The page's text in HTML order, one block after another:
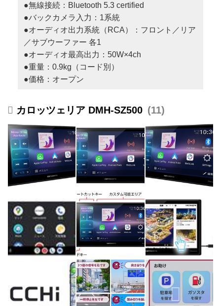
●無線接続：Bluetooth 5.3 certified
●バックカメラ入力：1系統
●オーディオ出力系統（RCA）：フロント／リア
／サブウーファー 各1
●オーディオ最高出力：50W×4ch
●重量：0.9kg（コード別）
●価格：オープン
カロッツェリア DMH-SZ500 11